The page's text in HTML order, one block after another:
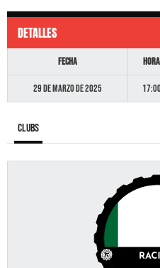
DETALLES
Fecha Hora
29 de marzo de 2025
Clubs